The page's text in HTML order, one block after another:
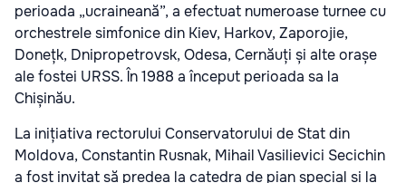
perioada „ucraineană”, a efectuat numeroase turnee cu
orchestrele simfonice din Kiev, Harkov, Zaporojie,
Donețk, Dnipropetrovsk, Odesa, Cernăuți și alte orașe
ale fostei URSS. În 1988 a început perioada sa la
Chișinău.
La inițiativa rectorului Conservatorului de Stat din
Moldova, Constantin Rusnak, Mihail Vasilievici Secichin
a fost invitat să predea la catedra de pian special și la